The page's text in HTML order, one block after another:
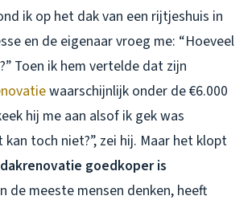
ik op het dak van een rijtjeshuis in
en de eigenaar vroeg me: “Hoeveel
?” Toen ik hem vertelde dat zijn
waarschijnlijk onder de €6.000
hij me aan alsof ik gek was
toch niet?”, zei hij. Maar het klopt
goedkoper is
de meeste mensen denken, heeft